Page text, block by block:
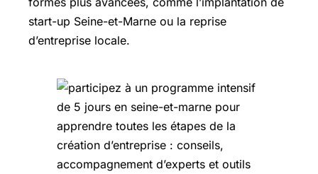
start-up Seine-et-Marne ou la reprise
d’entreprise locale.